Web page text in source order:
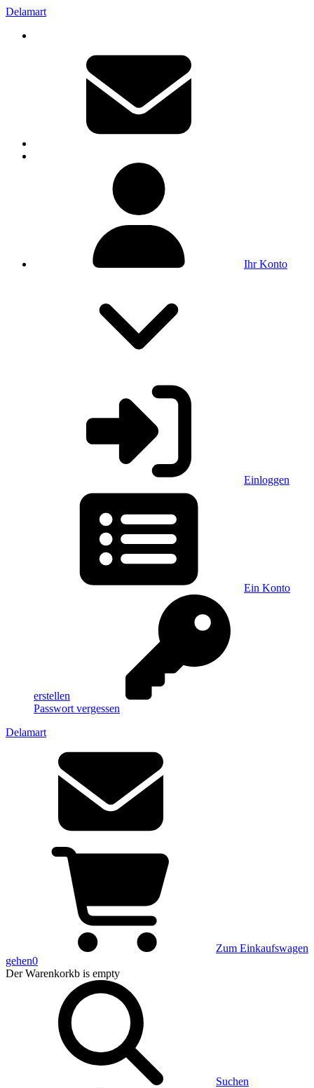
Delamart
Ihr Konto
Einloggen
Ein Konto
erstellen
Passwort vergessen
Delamart
Zum Einkaufswagen
gehen0
Der Warenkorkb is empty
Suchen